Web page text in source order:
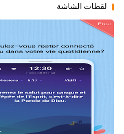
لقطات الشاشة